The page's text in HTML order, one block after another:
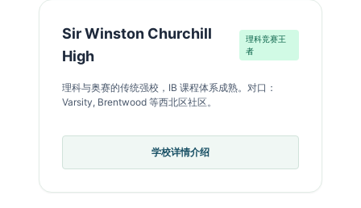
Sir Winston Churchill
High
理科竞赛王
者
理科与奥赛的传统强校，IB 课程体系成熟。对口：
Varsity, Brentwood 等西北区社区。
学校详情介绍